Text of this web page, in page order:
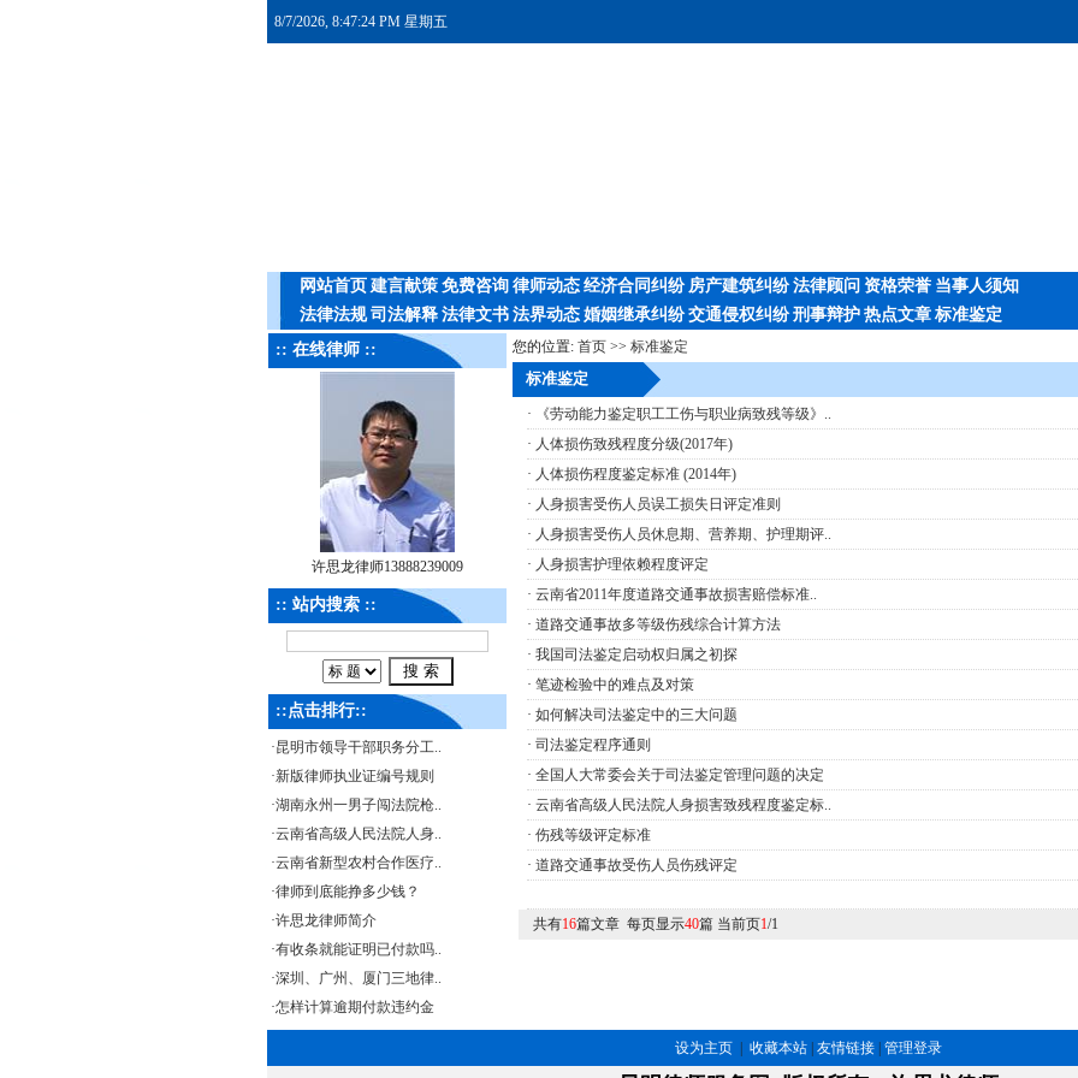
8/7/2026, 8:47:24 PM 星期五
网站首页 建言献策 免费咨询 律师动态 经济合同纠纷 房产建筑纠纷 法律顾问 资格荣誉 当事人须知
法律法规 司法解释 法律文书 法界动态 婚姻继承纠纷 交通侵权纠纷 刑事辩护 热点文章 标准鉴定
:: 在线律师 ::
许思龙律师13888239009
:: 站内搜索 ::
::点击排行::
·昆明市领导干部职务分工..
·新版律师执业证编号规则
·湖南永州一男子闯法院枪..
·云南省高级人民法院人身..
·云南省新型农村合作医疗..
·律师到底能挣多少钱？
·许思龙律师简介
·有收条就能证明已付款吗..
·深圳、广州、厦门三地律..
·怎样计算逾期付款违约金
您的位置: 首页>> 标准鉴定
标准鉴定
·
《劳动能力鉴定职工工伤与职业病致残等级》..
· 人体损伤致残程度分级(2017年)
· 人体损伤程度鉴定标准 (2014年)
· 人身损害受伤人员误工损失日评定准则
· 人身损害受伤人员休息期、营养期、护理期评..
· 人身损害护理依赖程度评定
· 云南省2011年度道路交通事故损害赔偿标准..
· 道路交通事故多等级伤残综合计算方法
· 我国司法鉴定启动权归属之初探
· 笔迹检验中的难点及对策
· 如何解决司法鉴定中的三大问题
· 司法鉴定程序通则
· 全国人大常委会关于司法鉴定管理问题的决定
· 云南省高级人民法院人身损害致残程度鉴定标..
· 伤残等级评定标准
· 道路交通事故受伤人员伤残评定
共有16篇文章 每页显示40篇 当前页1/1
设为主页 收藏本站 友情链接 管理登录